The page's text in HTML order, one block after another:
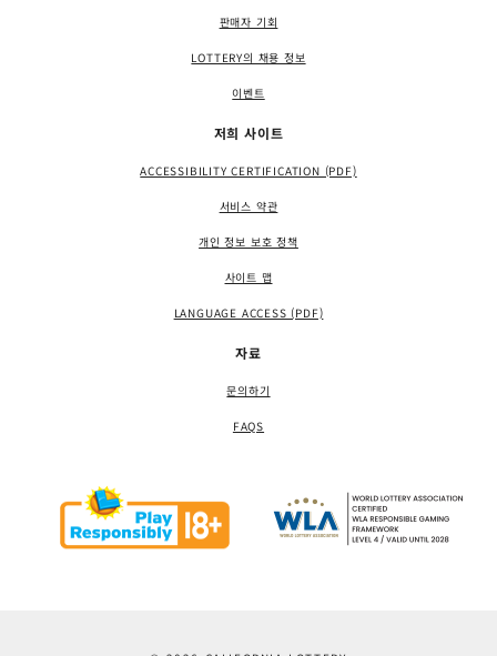
판매자 기회
LOTTERY의 채용 정보
이벤트
저희 사이트
ACCESSIBILITY CERTIFICATION (PDF)
서비스 약관
개인 정보 보호 정책
사이트 맵
LANGUAGE ACCESS (PDF)
자료
문의하기
FAQS